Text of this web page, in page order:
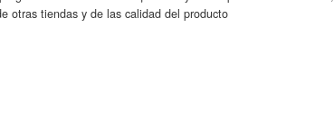
otras tiendas y de las calidad del producto